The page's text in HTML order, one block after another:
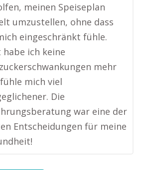
meinen Speiseplan
umzustellen, ohne dass
eingeschränkt fühle.
habe ich keine
mehr
mich viel
Die
war eine der
Entscheidungen für meine